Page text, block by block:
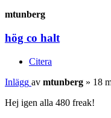
mtunberg
hög co halt
Citera
Inlägg av mtunberg » 18
Hej igen alla 480 freak!